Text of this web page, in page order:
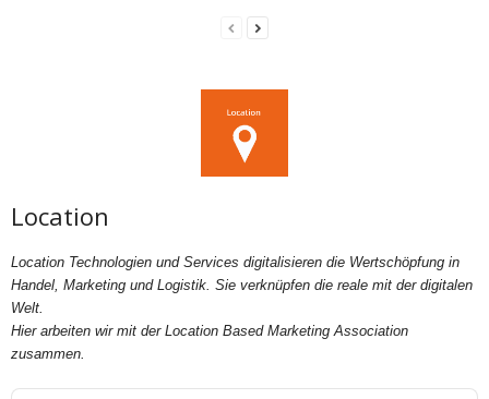
Location
Location Technologien und Services digitalisieren die Wertschöpfung in
Handel, Marketing und Logistik. Sie verknüpfen die reale mit der digitalen
Welt.
Hier arbeiten wir mit der Location Based Marketing Association
zusammen.